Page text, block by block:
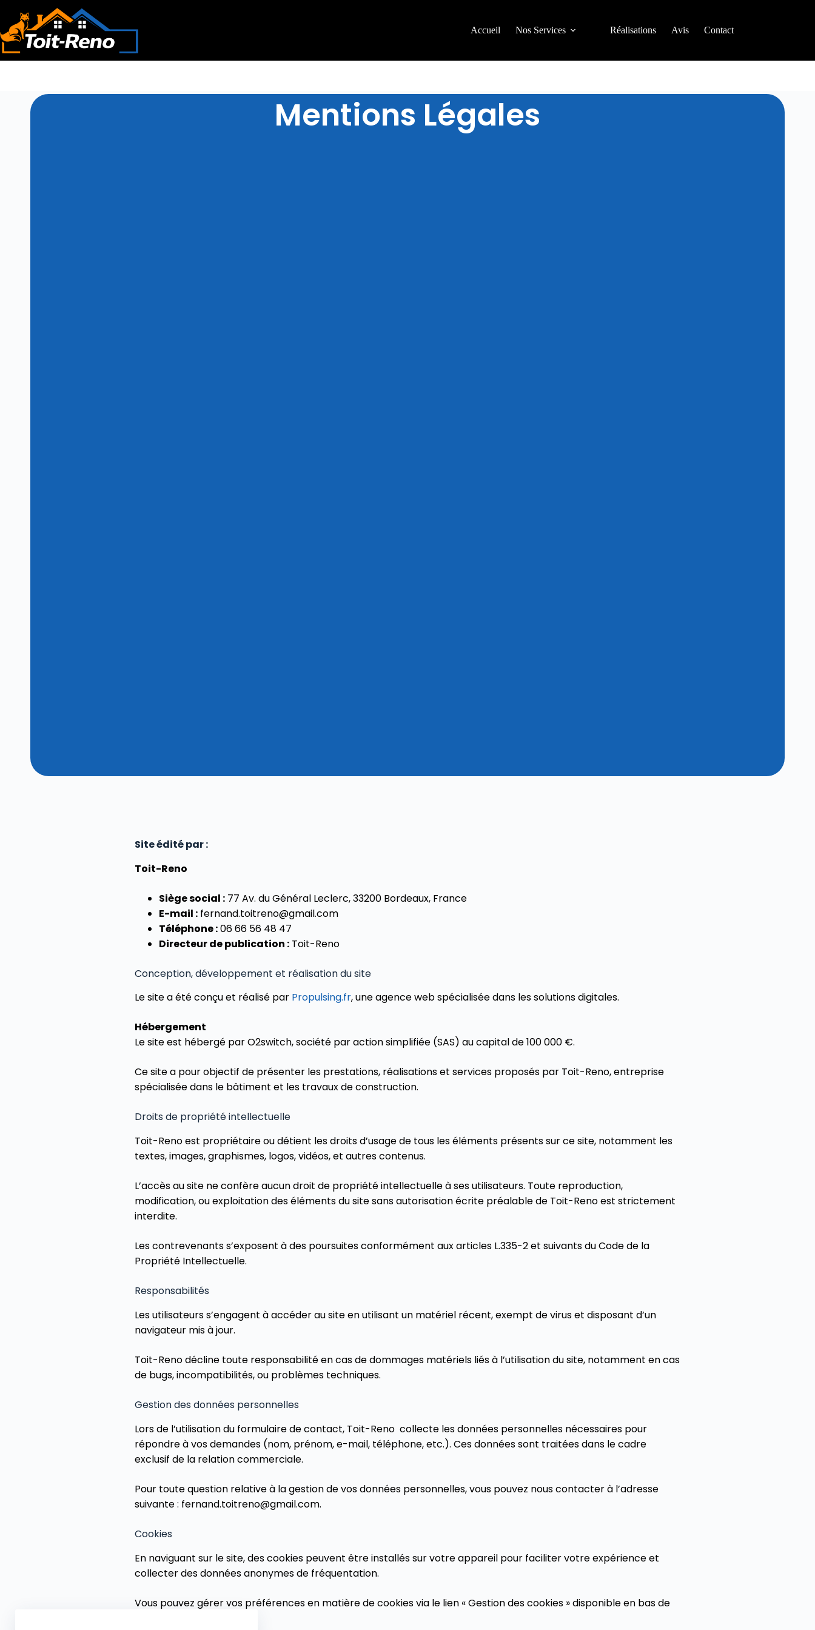
Accueil Nos Services Réalisations Avis Contact
Mentions Légales
Site édité par :
Toit-Reno
Siège social : 77 Av. du Général Leclerc, 33200 Bordeaux, France
E-mail : fernand.toitreno@gmail.com
Téléphone :06 66 56 48 47
Directeur de publication : Toit-Reno
Conception, développement et réalisation du site
Le site a été conçu et réalisé par Propulsing.fr, une agence web spécialisée dans les solutions digitales.
Hébergement
Le site est hébergé par O2switch, société par action simplifiée (SAS) au capital de 100 000 €.
Ce site a pour objectif de présenter les prestations, réalisations et services proposés par Toit-Reno, entreprise
spécialisée dans le bâtiment et les travaux de construction.
Droits de propriété intellectuelle
Toit-Reno est propriétaire ou détient les droits d’usage de tous les éléments présents sur ce site, notamment les
textes, images, graphismes, logos, vidéos, et autres contenus.
L’accès au site ne confère aucun droit de propriété intellectuelle à ses utilisateurs. Toute reproduction,
modification, ou exploitation des éléments du site sans autorisation écrite préalable de Toit-Reno est strictement
interdite.
Les contrevenants s’exposent à des poursuites conformément aux articles L.335-2 et suivants du Code de la
Propriété Intellectuelle.
Responsabilités
Les utilisateurs s’engagent à accéder au site en utilisant un matériel récent, exempt de virus et disposant d’un
navigateur mis à jour.
Toit-Reno décline toute responsabilité en cas de dommages matériels liés à l’utilisation du site, notamment en cas
de bugs, incompatibilités, ou problèmes techniques.
Gestion des données personnelles
Lors de l’utilisation du formulaire de contact, Toit-Reno collecte les données personnelles nécessaires pour
répondre à vos demandes (nom, prénom, e-mail, téléphone, etc.). Ces données sont traitées dans le cadre
exclusif de la relation commerciale.
Pour toute question relative à la gestion de vos données personnelles, vous pouvez nous contacter à l’adresse
suivante : fernand.toitreno@gmail.com.
Cookies
En naviguant sur le site, des cookies peuvent être installés sur votre appareil pour faciliter votre expérience et
collecter des données anonymes de fréquentation.
Vous pouvez gérer vos préférences en matière de cookies via le lien « Gestion des cookies » disponible en bas de